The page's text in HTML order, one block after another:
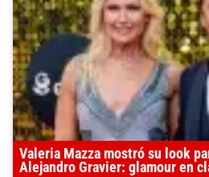
Valeria Mazza mostró su look
Alejandro Gravier: glamour en